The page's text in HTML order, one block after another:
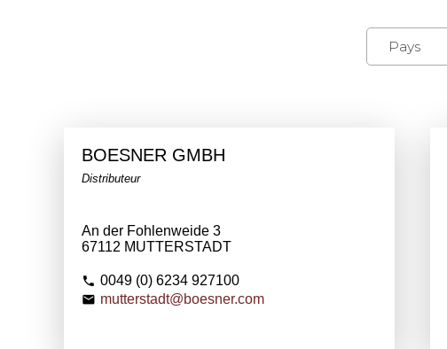
BOESNER GMBH
Distributeur
An der Fohlenweide 3
67112 MUTTERSTADT
0049 (0) 6234 927100
mutterstadt@boesner.com